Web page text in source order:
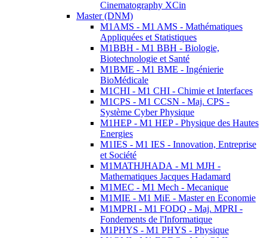
Cinematography XCin
Master (DNM)
M1AMS - M1 AMS - Mathématiques
Appliquées et Statistiques
M1BBH - M1 BBH - Biologie,
Biotechnologie et Santé
M1BME - M1 BME - Ingénierie
BioMédicale
M1CHI - M1 CHI - Chimie et Interfaces
M1CPS - M1 CCSN - Maj. CPS -
Système Cyber Physique
M1HEP - M1 HEP - Physique des Hautes
Energies
M1IES - M1 IES - Innovation, Entreprise
et Société
M1MATHJHADA - M1 MJH -
Mathematiques Jacques Hadamard
M1MEC - M1 Mech - Mecanique
M1MIE - M1 MiE - Master en Economie
M1MPRI - M1 FODQ - Maj. MPRI -
Fondements de l'Informatique
M1PHYS - M1 PHYS - Physique